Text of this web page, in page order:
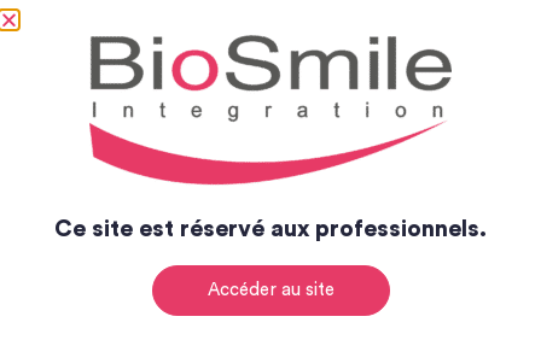
Notice et catalogue
Catalogue
Ce site est réservé aux professionnels.
Accéder au site